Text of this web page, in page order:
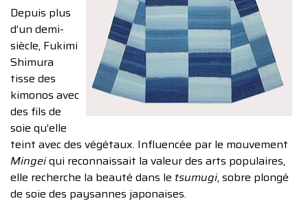
Depuis plus
d’un demi-
siècle, Fukimi
Shimura
tisse des
kimonos avec
des fils de
soie qu’elle
teint avec des végétaux. Influencée par le mouvement
Mingeiqui reconnaissait la valeur des arts populaires,
elle recherche la beauté dans le tsumugi, sobre plongé
de soie des paysannes japonaises.